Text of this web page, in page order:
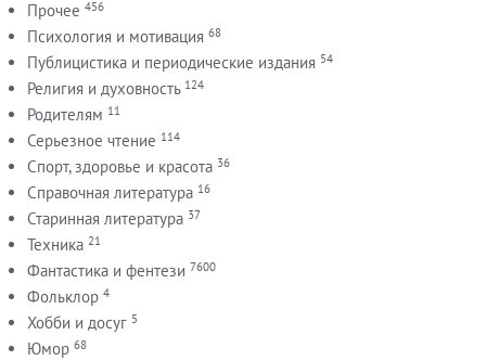
Прочее 456
Психология и мотивация 68
Публицистика и периодические издания 54
Религия и духовность 124
Родителям 11
Серьезное чтение 114
Спорт, здоровье и красота 36
Справочная литература 16
Старинная литература 37
Техника 21
Фантастика и фентези 7600
Фольклор 4
Хобби и досуг 5
Юмор 68